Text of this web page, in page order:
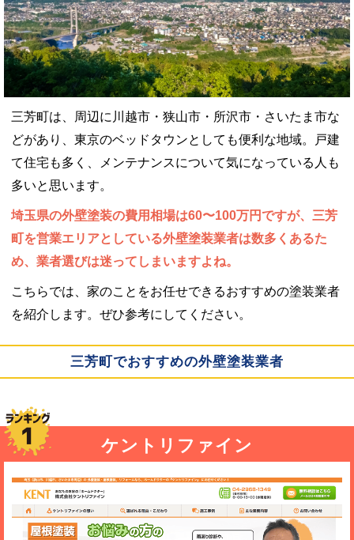
三芳町は、周辺に川越市・狭山市・所沢市・さいたま市な
どがあり、東京のベッドタウンとしても便利な地域。戸建
て住宅も多く、メンテナンスについて気になっている人も
多いと思います。
埼玉県の外壁塗装の費用相場は60〜100万円ですが、三芳
町を営業エリアとしている外壁塗装業者は数多くあるた
め、業者選びは迷ってしまいますよね。
こちらでは、家のことをお任せできるおすすめの塗装業者
を紹介します。ぜひ参考にしてください。
三芳町でおすすめの外壁塗装業者
ケントリファイン